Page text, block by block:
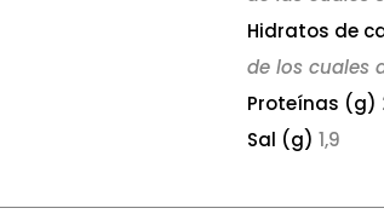
Hidratos de
de los cuales
Proteínas (g)
Sal (g) 1,9